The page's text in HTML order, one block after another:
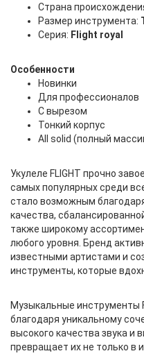
Страна
Размер инструмента:
Серия: Flight royal
Особенности
Новинки
Для профессионалов
С вырезом
Тонкий корпус
All solid (полный
Укулеле FLIGHT прочно
самых популярных среди
стало возможным
качества,
также широкому
любого уровня. Бренд
известными артистами и
инструменты, которые
Музыкальные инструменты
благодаря уникальному
высокого качества звука и
превращает их не только в